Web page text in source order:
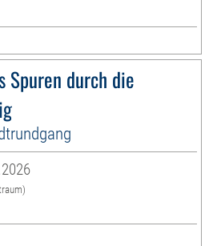
Spuren durch die